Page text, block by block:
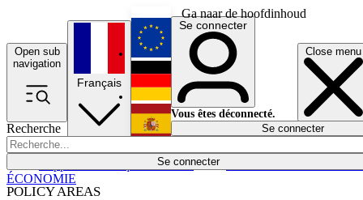
Ga naar de hoofdinhoud
Open sub
navigation
Close menu
Recherche
Se connecter
POLICY AREAS
Économie
Français
English
Deutsch
Español
Se connecter
Vous êtes déconnecté.
Se connecter
ÉCONOMIE